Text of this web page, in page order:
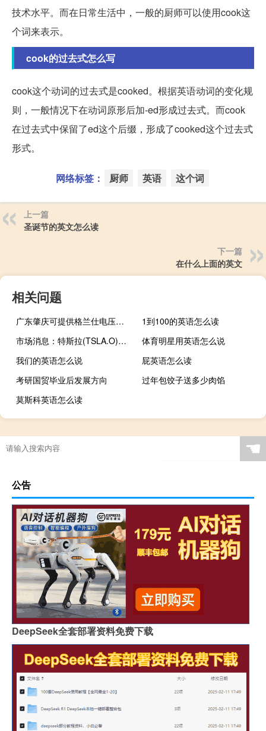
技术水平。而在日常生活中，一般的厨师可以使用cook这
个词来表示。
cook的过去式怎么写
cook这个动词的过去式是cooked。根据英语动词的变化规
则，一般情况下在动词原形后加-ed形成过去式。而cook
在过去式中保留了ed这个后缀，形成了cooked这个过去式
形式。
网络标签： 厨师 英语 这个词
上一篇
圣诞节的英文怎么读
下一篇
在什么上面的英文
相关问题
广东肇庆可提供格兰仕电压力锅维修服务地址在哪
1到100的英语怎么读
市场消息：特斯拉(TSLA.O)将在奥斯汀建造超级计算机机房
体育明星用英语怎么说
我们的英语怎么说
屁英语怎么读
考研国贸毕业后发展方向
过年包饺子送多少肉馅
莫斯科英语怎么读
☚
公告
DeepSeek全套部署资料免费下载